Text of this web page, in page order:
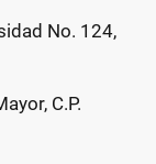
No. 124,
C.P.